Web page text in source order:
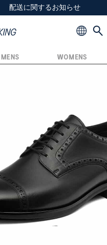
ク（SUKU2）価格改定のお知らせ
配送に関するお知らせ
ク（SUKU2）価格改定のお知らせ
配送に関するお知らせ
MENS WOMENS